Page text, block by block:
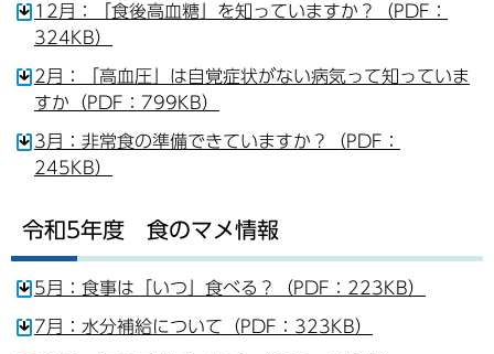
12月：「食後高血糖」を知っていますか？（PDF：
324KB）
2月：「高血圧」は自覚症状がない病気って知っていま
すか（PDF：799KB）
3月：非常食の準備できていますか？（PDF：
245KB）
令和5年度 食のマメ情報
5月：食事は「いつ」食べる？（PDF：223KB）
7月：水分補給について（PDF：323KB）